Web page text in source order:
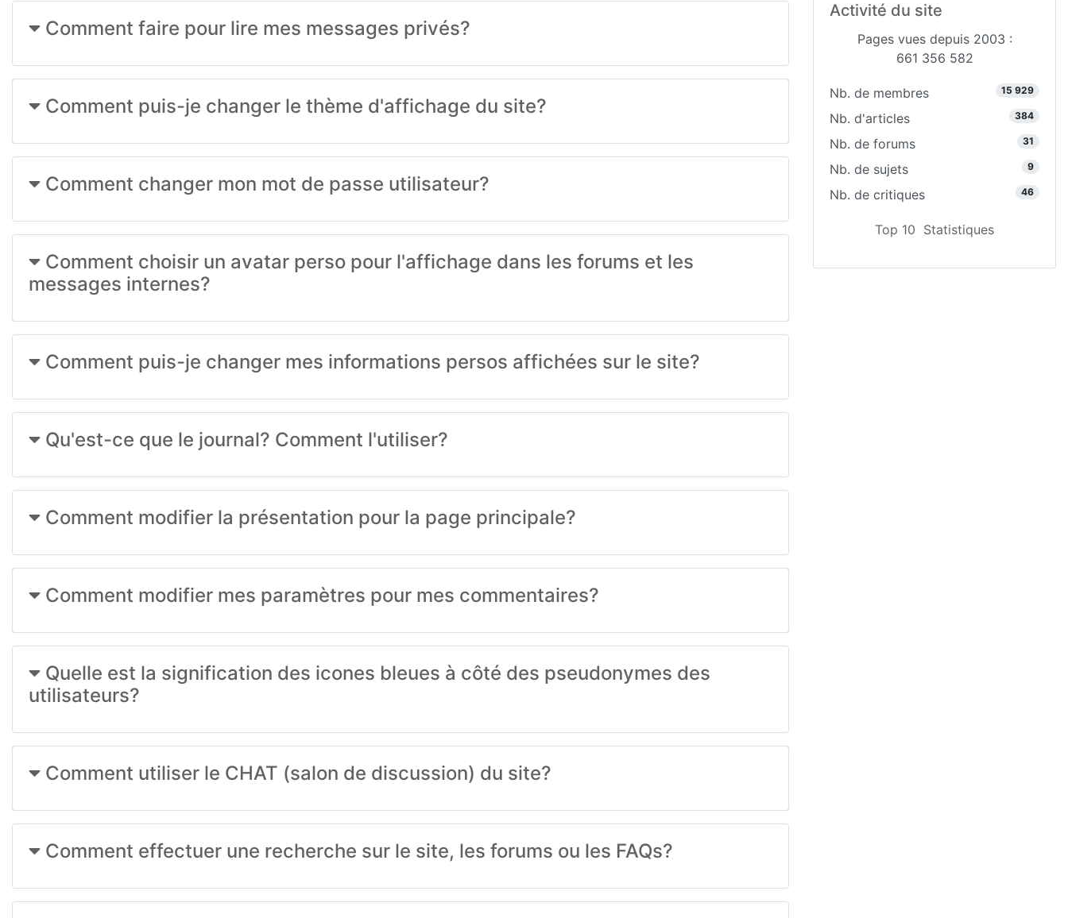
Comment faire pour lire mes messages privés?
Comment puis-je changer le thème d'affichage du site?
Comment changer mon mot de passe utilisateur?
Comment choisir un avatar perso pour l'affichage dans les forums et les
messages internes?
Comment puis-je changer mes informations persos affichées sur le site?
Qu'est-ce que le journal? Comment l'utiliser?
Comment modifier la présentation pour la page principale?
Comment modifier mes paramètres pour mes commentaires?
Quelle est la signification des icones bleues à côté des pseudonymes des
utilisateurs?
Comment utiliser le CHAT (salon de discussion) du site?
Comment effectuer une recherche sur le site, les forums ou les FAQs?
Activité du site
Pages vues depuis 2003 :
661 356 582
Nb. de membres 15 929
Nb. d'articles 384
Nb. de forums 31
Nb. de sujets 9
Nb. de critiques 46
Top 10 Statistiques